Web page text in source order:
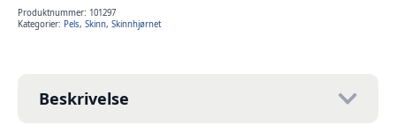
stor
antall
Produktnummer: 101297
Kategorier: Pels, Skinn, Skinnhjørnet
Beskrivelse